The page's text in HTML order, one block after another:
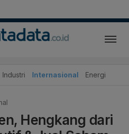
Industri Internasional Energi
Hengkang dari